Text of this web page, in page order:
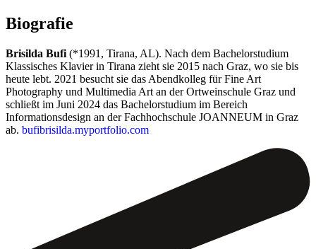
Biografie
Brisilda Bufi (*1991, Tirana, AL). Nach dem Bachelorstudium
Klassisches Klavier in Tirana zieht sie 2015 nach Graz, wo sie bis
heute lebt. 2021 besucht sie das Abendkolleg für Fine Art
Photography und Multimedia Art an der Ortweinschule Graz und
schließt im Juni 2024 das Bachelorstudium im Bereich
Informationsdesign an der Fachhochschule JOANNEUM in Graz
ab. bufibrisilda.myportfolio.com